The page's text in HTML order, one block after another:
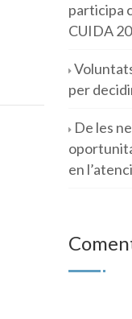
participa
CUIDA
per
De les
en